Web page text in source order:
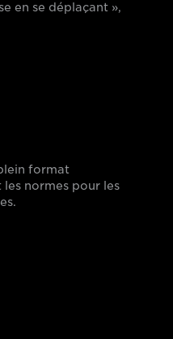
en se déplaçant »,
format
normes pour les